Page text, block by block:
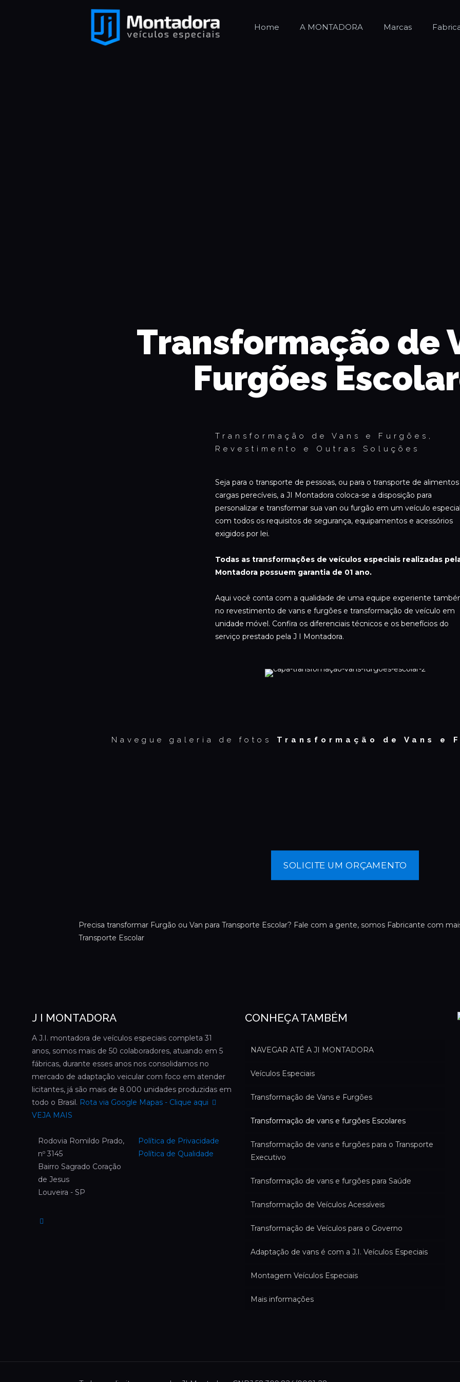
Home A MONTADORA Marcas
Transformação de
Furgões
Transformação de Vans e Furgões,
Revestimento e Outras Soluções
Seja para o transporte de pessoas, ou para o transporte de
cargas perecíveis, a JI Montadora coloca-se a disposição para
personalizar e transformar sua van ou furgão em um veículo
com todos os requisitos de segurança, equipamentos e acessórios
exigidos por lei.
Todas as transformações de veículos especiais realizadas
Montadora possuem garantia de 01 ano.
Aqui você conta com a qualidade de uma equipe experiente
no revestimento de vans e furgões e transformação de veículo em
unidade móvel. Confira os diferenciais técnicos e os benefícios do
serviço prestado pela J I Montadora.
Navegue galeria de fotos Transformação de Vans e
SOLICITE UM ORÇAMENTO
Precisa transformar Furgão ou Van para Transporte Escolar? Fale com a gente, somos Fabricante com
Transporte Escolar
J I MONTADORA
A J.I. montadora de veículos especiais completa 31
anos, somos mais de 50 colaboradores, atuando em 5
fábricas, durante esses anos nos consolidamos no
mercado de adaptação veicular com foco em atender
licitantes, já são mais de 8.000 unidades produzidas em
todo o Brasil. Rota via Google Mapas - Clique aqui
VEJA MAIS
Rodovia Romildo Prado,
nº 3145
Bairro Sagrado Coração
de Jesus
Louveira - SP
Política de Privacidade
Política de Qualidade
CONHEÇA TAMBÉM
NAVEGAR ATÉ A JI MONTADORA
Veículos Especiais
Transformação de Vans e Furgões
Transformação de vans e furgões Escolares
Transformação de vans e furgões para o Transporte
Executivo
Transformação de vans e furgões para Saúde
Transformação de Veículos Acessíveis
Transformação de Veículos para o Governo
Adaptação de vans é com a J.I. Veículos Especiais
Montagem Veículos Especiais
Mais informações